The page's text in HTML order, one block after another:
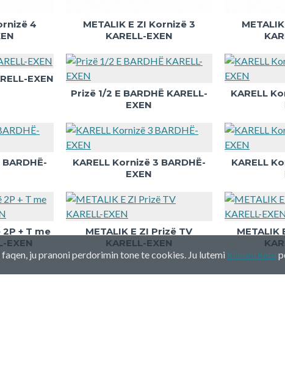
4
METALIK E ZI Kornizë 3
KARELL-EXEN
EXEN
Prizë 1/2 E BARDHË KARELL-
EXEN
KARELL
KARELL Kornizë 3 BARDHË-
EXEN
KARELL
2P + T me
EXEN
METALIK E ZI Prizë TV
KARELL-EXEN
METALIK
ju pranoni perdorimin tone te cookies. Ju lutemi klikoni ketu